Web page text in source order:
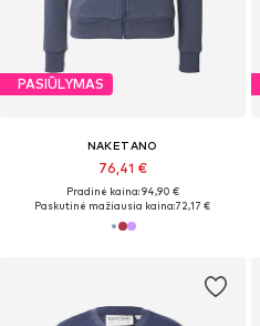
PASIŪLYMAS
NAKETANO
76,41 €
Pradinė kaina: 94,90 €
Paskutinė mažiausia kaina:72,17 €